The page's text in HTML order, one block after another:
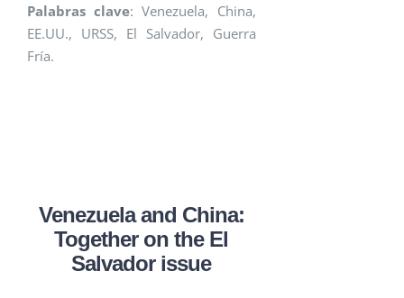
Palabras clave: Venezuela, China,
EE.UU., URSS, El Salvador, Guerra
Fría.
Venezuela and China:
Together on the El
Salvador issue